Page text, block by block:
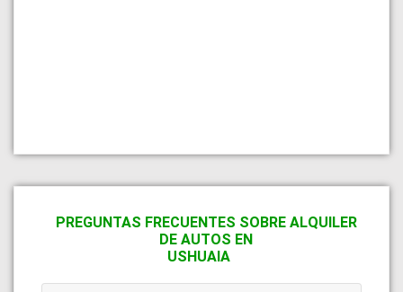
PREGUNTAS FRECUENTES SOBRE ALQUILER
DE AUTOS EN
USHUAIA